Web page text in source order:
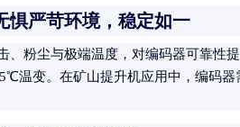
惧严苛环境，稳定如一
、粉尘与极端温度，对编码器可靠性
温变。在矿山提升机应用中，编码